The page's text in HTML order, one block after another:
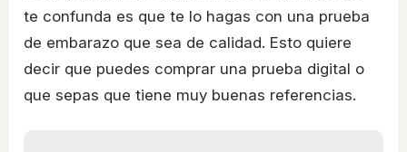
te confunda es que te lo hagas con una prueba
de embarazo que sea de calidad. Esto quiere
decir que puedes comprar una prueba digital o
que sepas que tiene muy buenas referencias.